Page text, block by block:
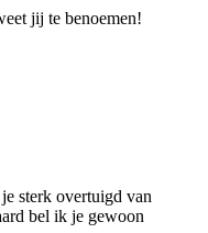
jij te benoemen!
sterk overtuigd van
bel ik je gewoon